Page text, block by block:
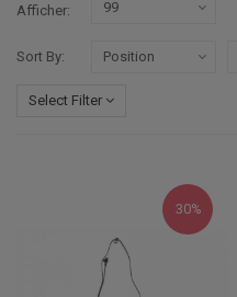
Afficher
Sort By
Select Filter
30%